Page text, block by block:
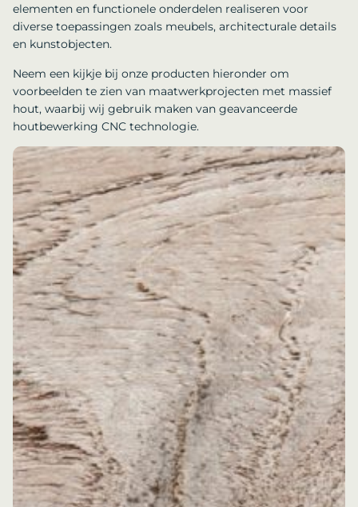
elementen en functionele onderdelen realiseren voor
diverse toepassingen zoals meubels, architecturale details
en kunstobjecten.
Neem een kijkje bij onze producten hieronder om
voorbeelden te zien van maatwerkprojecten met massief
hout, waarbij wij gebruik maken van geavanceerde
houtbewerking CNC technologie.